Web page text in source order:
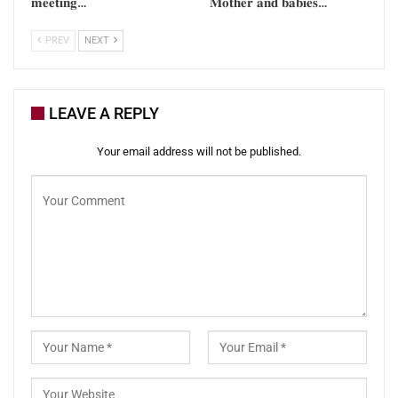
PREV NEXT
LEAVE A REPLY
Your email address will not be published.